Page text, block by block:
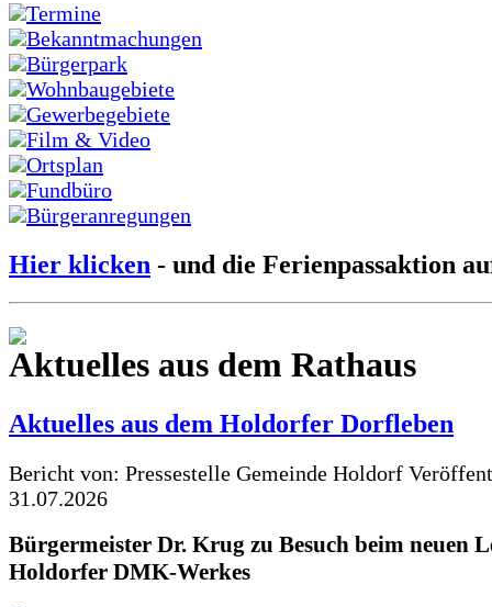
Termine
Bekanntmachungen
Bürgerpark
Wohnbaugebiete
Gewerbegebiete
Film & Video
Ortsplan
Fundbüro
Bürgeranregungen
Hier klicken - und die Ferienpassaktion
Aktuelles aus dem Rathaus
Aktuelles aus dem Holdorfer Dorfleben
Bericht von: Pressestelle Gemeinde Holdorf
31.07.2026
Bürgermeister Dr. Krug zu Besuch beim neuen
Holdorfer DMK-Werkes